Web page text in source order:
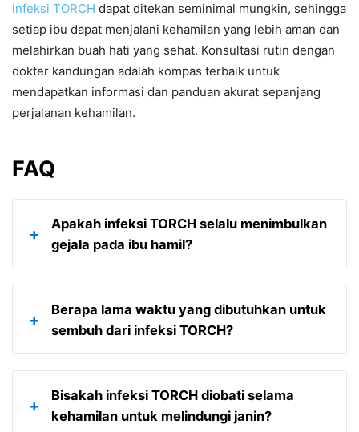
infeksi TORCH dapat ditekan seminimal mungkin, sehingga
setiap ibu dapat menjalani kehamilan yang lebih aman dan
melahirkan buah hati yang sehat. Konsultasi rutin dengan
dokter kandungan adalah kompas terbaik untuk
mendapatkan informasi dan panduan akurat sepanjang
perjalanan kehamilan.
FAQ
Apakah infeksi TORCH selalu menimbulkan
gejala pada ibu hamil?
+
TORCH tidak menunjukkan gejala sama sekali, atau
hanya mengalami gejala ringan yang mirip flu
sehingga seringkali luput dari perhatian. Inilah
mata-mata yang tak terlihat.
Berapa lama waktu yang dibutuhkan untuk
sembuh dari infeksi TORCH?
+
infeksinya. Beberapa infeksi virus seperti Rubella
akan sembuh dengan sendirinya, namun masalah
Bisakah infeksi TORCH diobati selama
kehamilan untuk melindungi janin?
+